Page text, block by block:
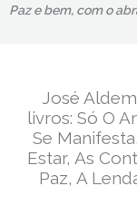
Paz e bem, com o
José
livros: Só O
Se
Estar, As
Paz, A